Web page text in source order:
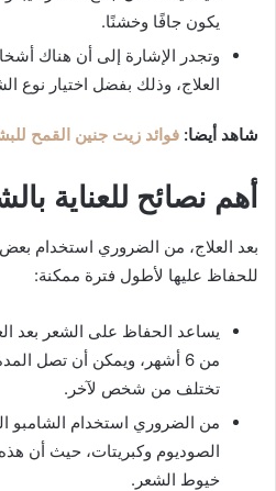
يكون جافًا وخشنًا.
وتجدر الإشارة إلى أن هناك
العلاج، وذلك بفضل اختيار نوع
شاهد أيضا: فوائد زيت جنين القمح
أهم نصائح للعناية
بعد العلاج، من الضروري استخدام بعض
للحفاظ عليها لأطول فترة ممكنة:
يساعد الحفاظ على الشعر بعد
من 6 أشهر، ويمكن أن تصل
تختلف من شخص لآخر.
من الضروري استخدام الشامبو
الصوديوم وكبريتات، حيث أن
خيوط الشعر.